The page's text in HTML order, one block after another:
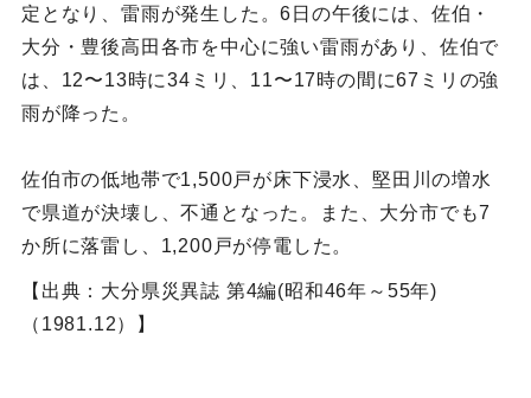
定となり、雷雨が発生した。6日の午後には、佐伯・
大分・豊後高田各市を中心に強い雷雨があり、佐伯で
は、12〜13時に34ミリ、11〜17時の間に67ミリの強
雨が降った。
佐伯市の低地帯で1,500戸が床下浸水、堅田川の増水
で県道が決壊し、不通となった。また、大分市でも7
か所に落雷し、1,200戸が停電した。
【出典：大分県災異誌 第4編(昭和46年～55年)
（1981.12）】